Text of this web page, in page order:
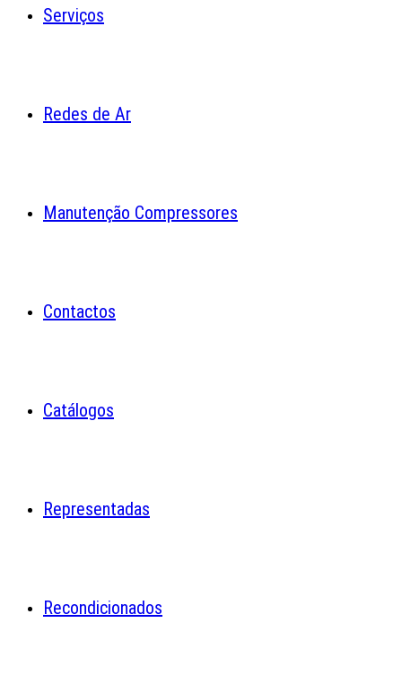
Serviços
Redes de Ar
Manutenção Compressores
Contactos
Catálogos
Representadas
Recondicionados